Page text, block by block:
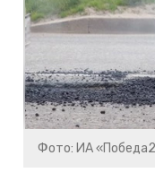
Фото: ИА